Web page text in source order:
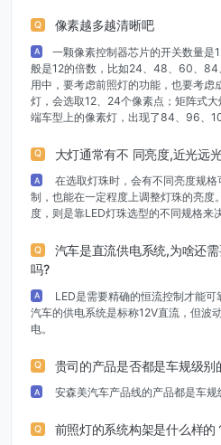
Q 像素越多越清晰吧
A
一颗像素控制器芯片的开关数量是
般是12的倍数，比如24、48、60、
用中，要考虑前照灯的功能，也要考虑
灯，会选取12、24个像素点；矩阵式
端车型上的像素灯，出现了84、96、
Q 大灯通常有不 同亮度,近光远
A
在选取灯珠时，会有不同亮度规
制，也能在一定程度上调整灯珠的亮度
度，则是靠LED灯珠选型的不同规格来
Q
汽车是直流供电系统,为啥还
吗?
A
LED是需要精确的恒流控制才能
汽车的供电系统是标称12V直流，但波
电。
Q 贵司的产品是否都是车规级别
A 安森美汽车产品线的产品都是车规
Q 前照灯的系统构架是什么样的